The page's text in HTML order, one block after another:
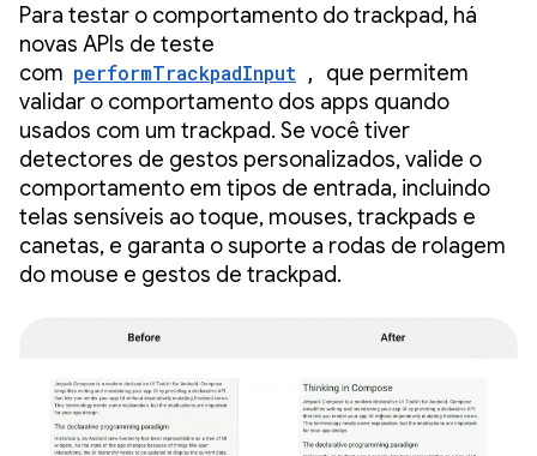
Para testar o comportamento do trackpad, há
novas APIs de teste
com performTrackpadInput ,
que permitem
validar o comportamento dos apps quando
usados com um trackpad. Se você tiver
detectores de gestos personalizados, valide o
comportamento em tipos de entrada, incluindo
telas sensíveis ao toque, mouses, trackpads e
canetas, e garanta o suporte a rodas de rolagem
do mouse e gestos de trackpad.